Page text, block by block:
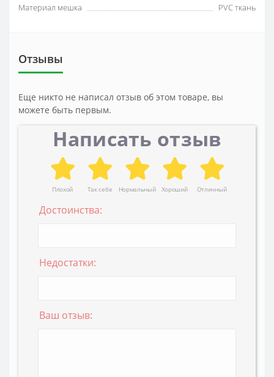
Материал мешка
PVC ткань
Отзывы
Еще никто не написал отзыв об этом товаре, вы
можете быть первым.
Написать отзыв
Плохой Так себе Нормальный Хороший Отличный
Достоинства:
Недостатки:
Ваш отзыв: